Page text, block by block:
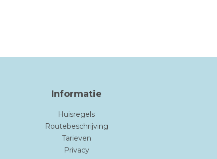
Informatie
Huisregels
Routebeschrijving
Tarieven
Privacy